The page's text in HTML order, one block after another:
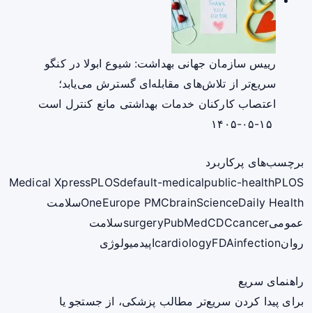
رییس سازمان جهانی بهداشت: شیوع ابولا در کنگو
سریع‌تر از تلاش‌های مقابله‌ای گسترش می‌یابد؛
اعتصاب کارکنان خدمات بهداشتی مانع کنترل است
برچسب‌های پرکاربرد
Medical XpressPLOSdefault-medicalpublic-healthPLOS
OneEurope PMCbrainScienceDaily Health
سلامت
عمومی
surgeryPubMedCDCcancer
سلامت
روان
cardiologyFDAinfection اپیدمیولوژی
راهنمای سریع
برای پیدا کردن سریع‌تر مطالب پزشکی، از جستجو یا